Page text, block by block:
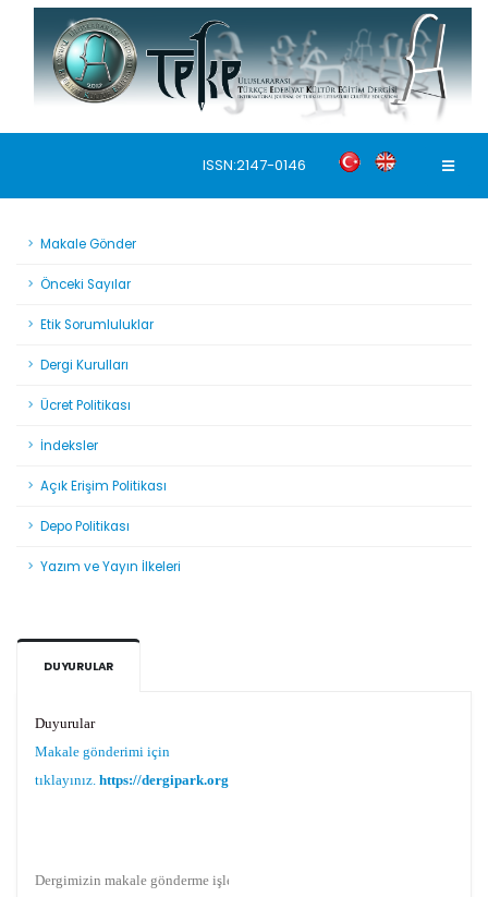
ISSN:2147-0146
Makale Gönder
Önceki Sayılar
Etik Sorumluluklar
Dergi Kurulları
Ücret Politikası
İndeksler
Açık Erişim Politikası
Depo Politikası
Yazım ve Yayın İlkeleri
DUYURULAR
Duyurular
Makale gönderimi için
tıklayınız.
https://dergipark.org.tr/tr/pub/teke
Dergimizin makale gönderme işlemi Dergipark